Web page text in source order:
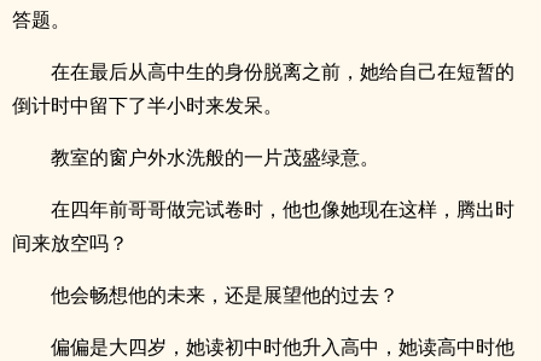
答题。
在在最后从高中生的身份脱离之前，她给自己在短暂的
倒计时中留下了半小时来发呆。
教室的窗户外水洗般的一片茂盛绿意。
在四年前哥哥做完试卷时，他也像她现在这样，腾出时
间来放空吗？
他会畅想他的未来，还是展望他的过去？
偏偏是大四岁，她读初中时他升入高中，她读高中时他